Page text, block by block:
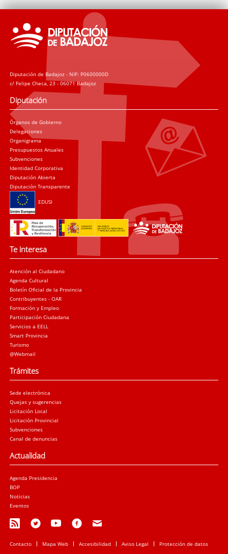
Plan Director del Hospital Provincial de San Sebastián
Ordenanza reguladora de Patrocinios de la Diputación de
Badajoz y su Sector Público
Ordenanza general de subvenciones y transferencias de la
Diputación de Badajoz
Diputación de Badajoz - NIF: P0600000D
c/ Felipe Checa, 23 - 06071 Badajoz
Diputación
Órganos de Gobierno
Delegaciones
Organigrama
Presupuestos Anuales
Subvenciones
Identidad Corporativa
Diputación Abierta
Diputación Transparente
EDUSI
Te interesa
Atención al Ciudadano
Agenda Cultural
Boletín Oficial de la Provincia
Contribuyentes - OAR
Formación y Empleo
Participación Ciudadana
Servicios a EELL
Smart Provincia
Turismo
@Webmail
Trámites
Sede electrónica
Quejas y sugerencias
Licitación Local
Licitación Provincial
Subvenciones
Canal de denuncias
Actualidad
Agenda Presidencia
BOP
Noticias
Eventos
Contacto Mapa Web Accesibilidad Aviso Legal Protección de datos